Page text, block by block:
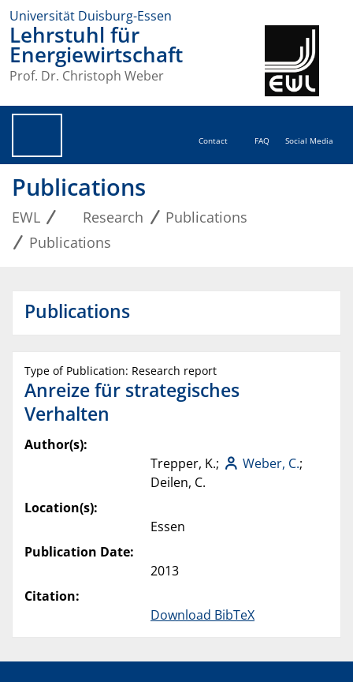
Universität Duisburg-Essen
Lehrstuhl für
Energiewirtschaft
Prof. Dr. Christoph Weber
Contact FAQ Social Media
Publications
EWL Research
Publications
Publications
Publications
Type of Publication: Research report
Anreize für strategisches
Verhalten
Author(s):
Trepper, K.;
Weber, C.;
Deilen, C.
Location(s):
Essen
Publication Date:
2013
Citation:
Download BibTeX